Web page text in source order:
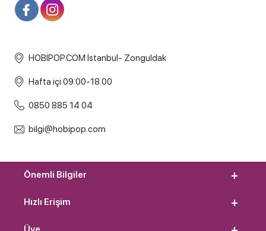
HOBİPOP.COM İstanbul- Zonguldak
Hafta içi 09:00-18.00
0850 885 14 04
bilgi@hobipop.com
Önemli Bilgiler
Hızlı Erişim